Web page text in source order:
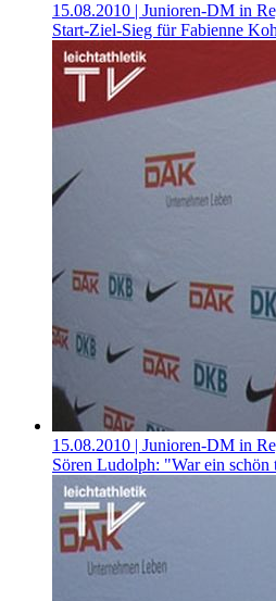
15.08.2010 | Junioren-DM in
Start-Ziel-Sieg für Fabienne
15.08.2010 | Junioren-DM in
Sören Ludolph: "War ein schön